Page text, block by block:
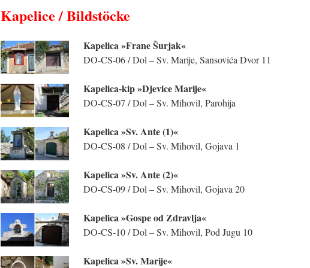
Kapelice / Bildstöcke
Kapelica »Frane Šurjak«
DO-CS-06 / Dol – Sv. Marije, Sansovića Dvor 11
Kapelica-kip »Djevice Marije«
DO-CS-07 / Dol – Sv. Mihovil, Parohija
Kapelica »Sv. Ante (1)«
DO-CS-08 / Dol – Sv. Mihovil, Gojava 1
Kapelica »Sv. Ante (2)«
DO-CS-09 / Dol – Sv. Mihovil, Gojava 20
Kapelica »Gospe od Zdravlja«
DO-CS-10 / Dol – Sv. Mihovil, Pod Jugu 10
Kapelica »Sv. Marije«